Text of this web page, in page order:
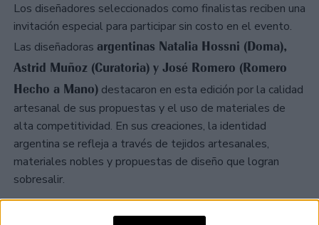
Los diseñadores seleccionados como finalistas reciben una
invitación especial para participar sin costo en el evento.
Las diseñadoras argentinas Natalia Hossni (Doma),
Astrid Muñoz (Curatoria) y José Romero (Romero
Hecho a Mano) destacaron en esta edición por la calidad
artesanal de sus propuestas y el uso de materiales de
alta competitividad. En sus creaciones, la identidad
argentina se refleja a través de tejidos artesanales,
materiales nobles y propuestas de diseño que logran
sobresalir.
TAMBIÉN TE PUEDE INTERESAR